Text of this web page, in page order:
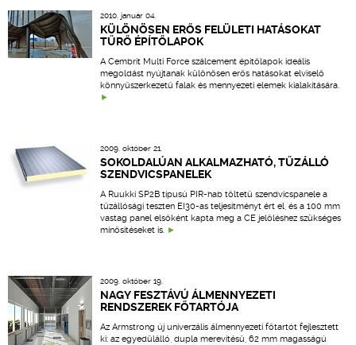
2010. január 04.
KÜLÖNÖSEN ERŐS FELÜLETI HATÁSOKAT
TŰRŐ ÉPÍTŐLAPOK
A Cembrit Multi Force szálcement építőlapok ideális
megoldást nyújtanak különösen erős hatásokat elviselő
könnyűszerkezetű falak és mennyezeti elemek kialakítására.
2009. október 21.
SOKOLDALÚAN ALKALMAZHATÓ, TŰZÁLLÓ
SZENDVICSPANELEK
A Ruukki SP2B típusú PIR-hab töltetű szendvicspanele a
tűzállósági teszten EI30-as teljesítményt ért el, és a 100 mm
vastag panel elsőként kapta meg a CE jelöléshez szükséges
minősítéseket is.
2009. október 19.
NAGY FESZTÁVÚ ÁLMENNYEZETI
RENDSZEREK FŐTARTÓJA
Az Armstrong új univerzális álmennyezeti főtartót fejlesztett
ki: az egyedülálló, dupla merevítésű, 62 mm magasságú